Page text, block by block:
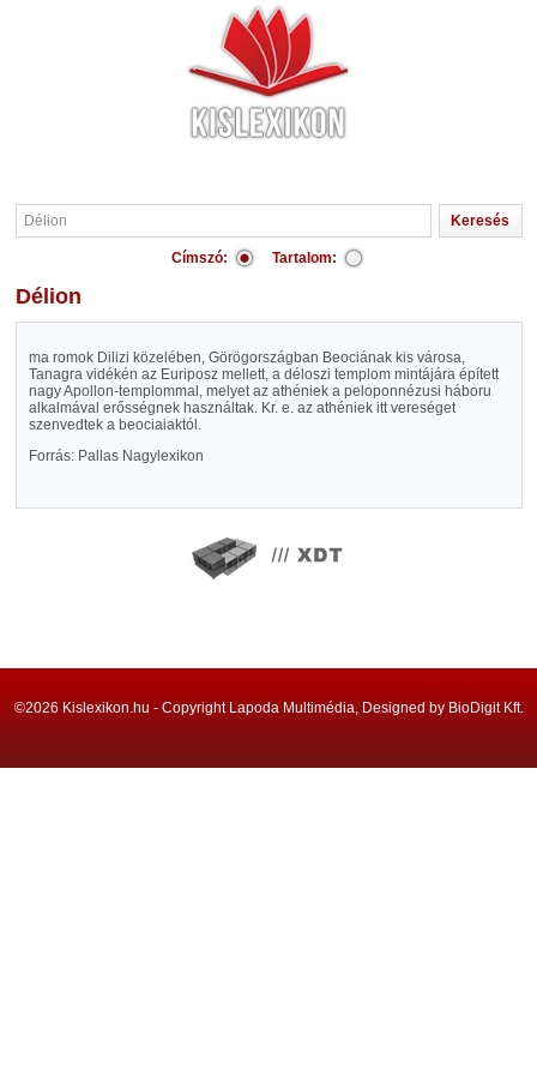
Címszó: Tartalom:
Délion
ma romok Dilizi közelében, Görögországban Beociának kis városa,
Tanagra vidékén az Euriposz mellett, a déloszi templom mintájára épített
nagy Apollon-templommal, melyet az athéniek a peloponnézusi háboru
alkalmával erősségnek használtak. Kr. e. az athéniek itt vereséget
szenvedtek a beociaiaktól.
Forrás: Pallas Nagylexikon
©2026 Kislexikon.hu - Copyright Lapoda Multimédia, Designed by BioDigit Kft.